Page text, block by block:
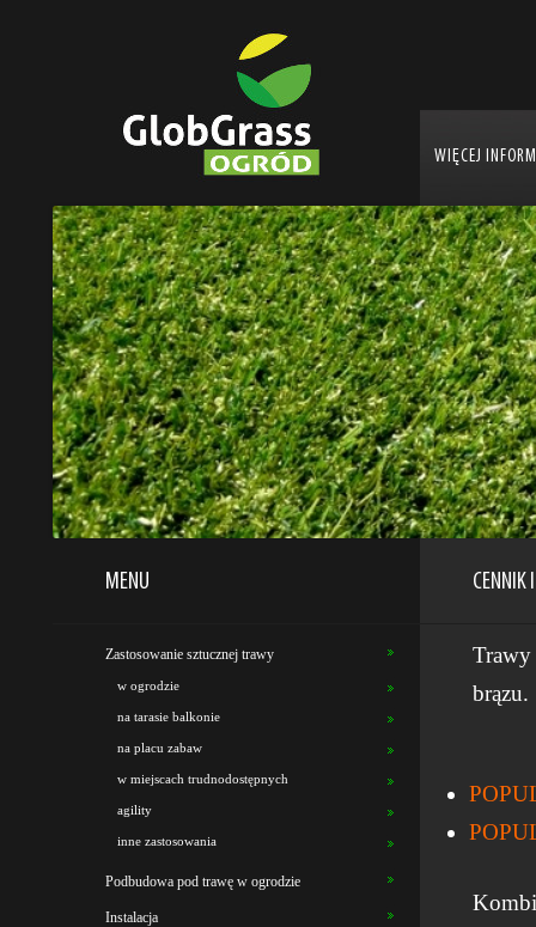
WIĘCEJ
Ogrody Sztuczna Trawa
CENNIK
Trawy
brązu.
MENU
Zastosowanie sztucznej trawy
w ogrodzie
na tarasie balkonie
na placu zabaw
w miejscach trudnodostępnych
agility
inne zastosowania
Podbudowa pod trawę w ogrodzie
Instalacja